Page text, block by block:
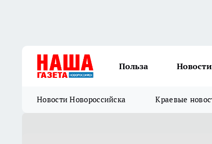
Польза
Новости Новороссийска Краевые